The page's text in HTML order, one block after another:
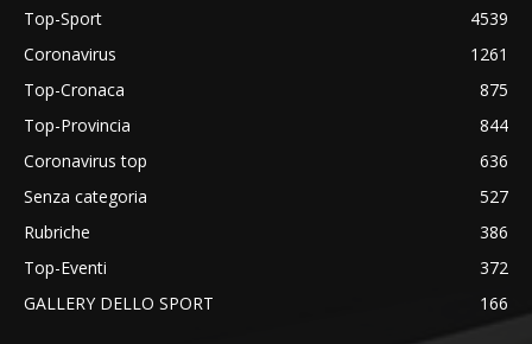
Top-Sport
4539
Coronavirus
1261
Top-Cronaca
875
Top-Provincia
844
Coronavirus top
636
Senza categoria
527
Rubriche
386
Top-Eventi
372
GALLERY DELLO SPORT
166